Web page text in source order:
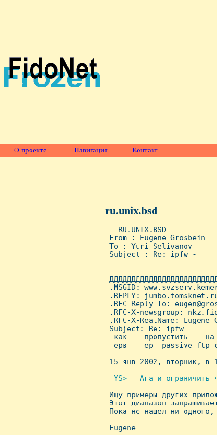
О проекте Навигация Контакт
ru.unix.bsd
- RU.UNIX.BSD
From : Eugene
To : Yuri Selivanov
Subject : Re: ipfw -
.MSGID:
.REPLY:
.RFC-Reply-To:
.RFC-X-newsgroup:
.RFC-X-RealName: Eugene
Subject: Re: ipfw -
как    пропустить    на
ерв    ер  passive ftp
15 янв 2002, вторник, в
YS>   Ага и ограничить
Ищу примеры других
Этот диапазон
Пока не нашел ни
Eugene